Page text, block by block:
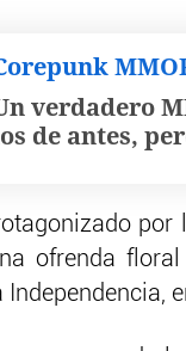
verdadero
de antes,
por
ofrenda
Independencia,